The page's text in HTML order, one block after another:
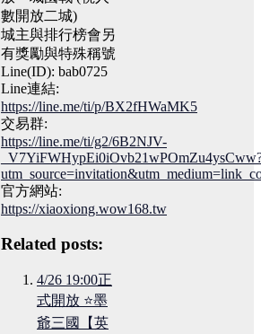
數開放二城)
城主與排行榜會另
有獎勵與特殊稱號
Line(ID): bab0725
Line連結:
https://line.me/ti/p/BX2fHWaMK5
交易群:
https://line.me/ti/g2/6B2NJV-
官方網站:
https://xiaoxiong.wow168.tw
Related posts:
4/26 19:00正
式開放 ⭐墨
爺三國【英